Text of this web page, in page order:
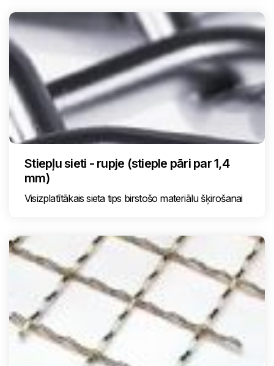
Stiepļu sieti - rupje (stieple pāri par 1,4
mm)
Visizplatītākais sieta tips birstošo materiālu šķirošanai